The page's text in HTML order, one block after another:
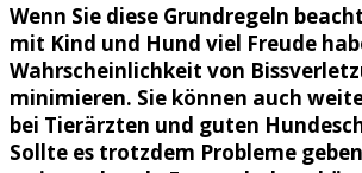
Wenn Sie diese Grundregeln
mit Kind und Hund viel Freude
Wahrscheinlichkeit von
minimieren. Sie können auch
bei Tierärzten und guten
Sollte es trotzdem Probleme